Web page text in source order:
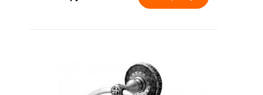
Zorg Shift